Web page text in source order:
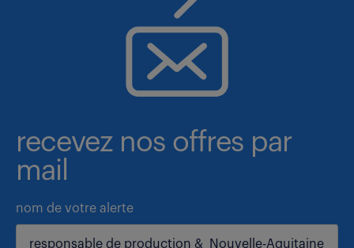
recevez nos offres par
mail
nom de votre alerte